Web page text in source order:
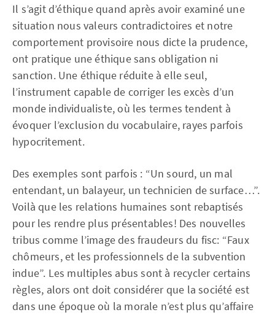
Il s’agit d’éthique quand après avoir examiné une
situation nous valeurs contradictoires et notre
comportement provisoire nous dicte la prudence,
ont pratique une éthique sans obligation ni
sanction. Une éthique réduite à elle seul,
l’instrument capable de corriger les excès d’un
monde individualiste, où les termes tendent à
évoquer l’exclusion du vocabulaire, rayes parfois
hypocritement.
Des exemples sont parfois : “Un sourd, un mal
entendant, un balayeur, un technicien de surface…”.
Voilà que les relations humaines sont rebaptisés
pour les rendre plus présentables! Des nouvelles
tribus comme l’image des fraudeurs du fisc: “Faux
chômeurs, et les professionnels de la subvention
indue”. Les multiples abus sont à recycler certains
règles, alors ont doit considérer que la société est
dans une époque où la morale n’est plus qu’affaire